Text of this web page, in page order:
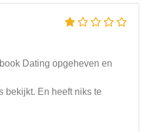
Dating opgeheven en
bekijkt. En heeft niks te